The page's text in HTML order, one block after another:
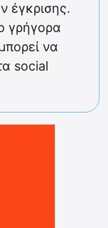
έγκρισης.
γρήγορα
να
social